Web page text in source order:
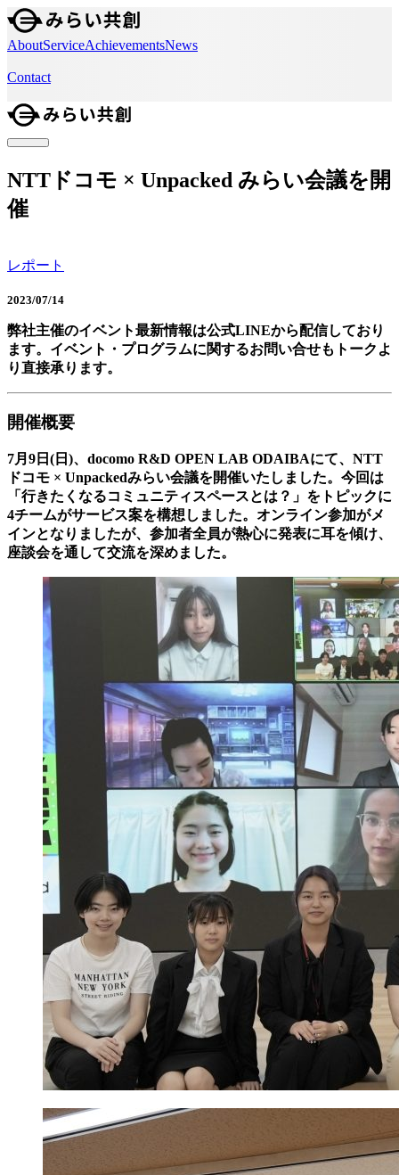
AboutServiceAchievementsNews
Contact
NTTドコモ × Unpacked みらい会議を開
催
レポート
2023/07/14
弊社主催のイベント最新情報は公式LINEから配信しており
ます。イベント・プログラムに関するお問い合せもトークよ
り直接承ります。
開催概要
7月9日(日)、docomo R&D OPEN LAB ODAIBAにて、NTT
ドコモ × Unpackedみらい会議を開催いたしました。今回は
「行きたくなるコミュニティスペースとは？」をトピックに
4チームがサービス案を構想しました。オンライン参加がメ
インとなりましたが、参加者全員が熱心に発表に耳を傾け、
座談会を通して交流を深めました。